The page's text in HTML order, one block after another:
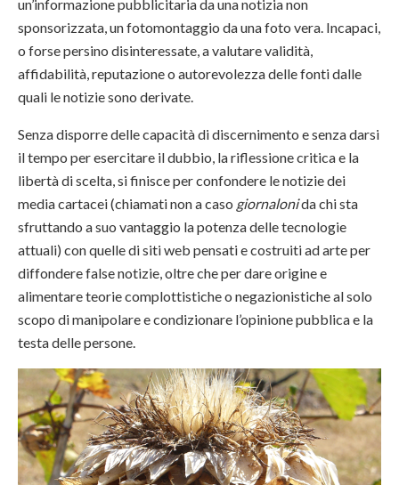
un’informazione pubblicitaria da una notizia non
sponsorizzata, un fotomontaggio da una foto vera. Incapaci,
o forse persino disinteressate, a valutare validità,
affidabilità, reputazione o autorevolezza delle fonti dalle
quali le notizie sono derivate.
Senza disporre delle capacità di discernimento e senza darsi
il tempo per esercitare il dubbio, la riflessione critica e la
libertà di scelta, si finisce per confondere le notizie dei
media cartacei (chiamati non a caso giornalonida chi sta
sfruttando a suo vantaggio la potenza delle tecnologie
attuali) con quelle di siti web pensati e costruiti ad arte per
diffondere false notizie, oltre che per dare origine e
alimentare teorie complottistiche o negazionistiche al solo
scopo di manipolare e condizionare l’opinione pubblica e la
testa delle persone.